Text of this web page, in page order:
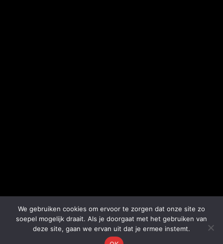
We gebruiken cookies om ervoor te zorgen dat onze site zo
soepel mogelijk draait. Als je doorgaat met het gebruiken van
deze site, gaan we ervan uit dat je ermee instemt.